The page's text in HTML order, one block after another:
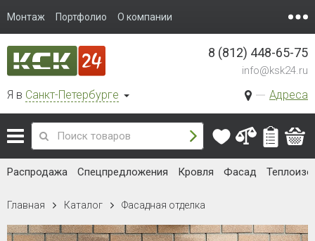
Монтаж Портфолио О компании
Я в Санкт-Петербурге Адреса
8 (812) 448-65-75
info@ksk24.ru
Распродажа Спецпредложения Кровля Фасад
Главная Каталог Фасадная отделка